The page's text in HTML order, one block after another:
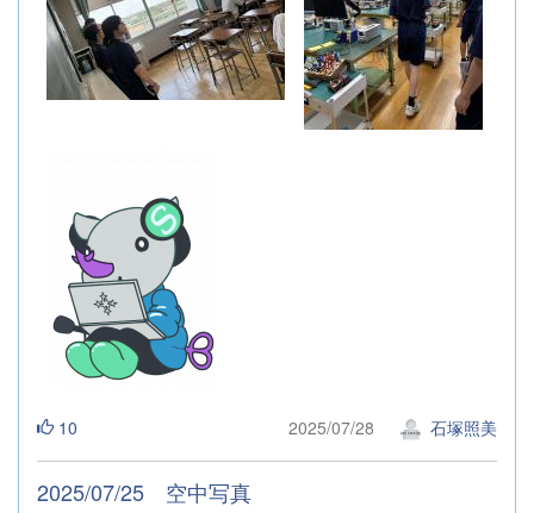
10 2025/07/28 石塚照美
2025/07/25 空中写真